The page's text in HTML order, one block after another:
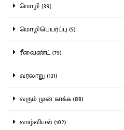
மொழி (39)
மொழிபெயர்ப்பு (5)
ரீவைண்ட் (79)
வரலாறு (131)
வரும் முன் காக்க (88)
வாழ்வியல் (102)